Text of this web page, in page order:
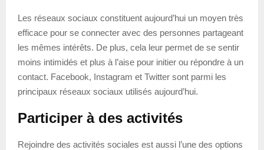
Les réseaux sociaux constituent aujourd’hui un moyen très
efficace pour se connecter avec des personnes partageant
les mêmes intérêts. De plus, cela leur permet de se sentir
moins intimidés et plus à l’aise pour initier ou répondre à un
contact. Facebook, Instagram et Twitter sont parmi les
principaux réseaux sociaux utilisés aujourd’hui.
Participer à des activités
Rejoindre des activités sociales est aussi l’une des options